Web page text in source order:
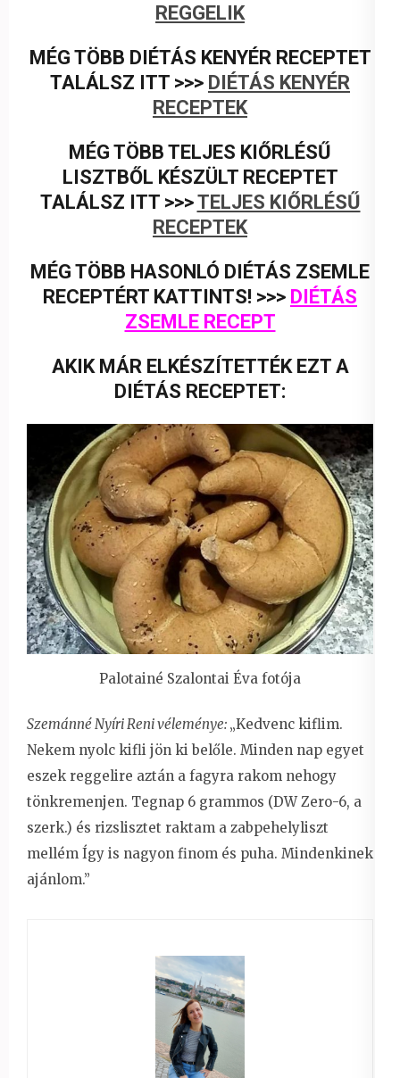
REGGELIK
MÉG TÖBB DIÉTÁS KENYÉR RECEPTET
TALÁLSZ ITT >>> DIÉTÁS KENYÉR
RECEPTEK
MÉG TÖBB TELJES KIŐRLÉSŰ
LISZTBŐL KÉSZÜLT RECEPTET
TALÁLSZ ITT >>>TELJES KIŐRLÉSŰ
RECEPTEK
MÉG TÖBB HASONLÓ DIÉTÁS ZSEMLE
RECEPTÉRT KATTINTS! >>> DIÉTÁS
ZSEMLE RECEPT
AKIK MÁR ELKÉSZÍTETTÉK EZT A
DIÉTÁS RECEPTET:
Palotainé Szalontai Éva fotója
Szemánné Nyíri Reni véleménye: „Kedvenc kiflim.
Nekem nyolc kifli jön ki belőle. Minden nap egyet
eszek reggelire aztán a fagyra rakom nehogy
tönkremenjen. Tegnap 6 grammos (DW Zero-6, a
szerk.) és rizslisztet raktam a zabpehelyliszt
mellém Így is nagyon finom és puha. Mindenkinek
ajánlom.”